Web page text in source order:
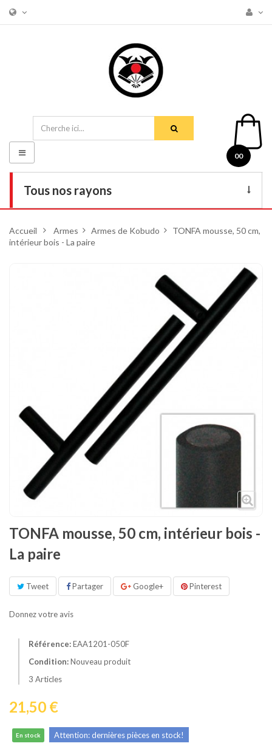
00
Tous nos rayons
DVD
Condition physique
Tatamis
Décoration
Voir plus
Basculer
la
navigation
Accueil > Armes > Armes de Kobudo > TONFA mousse, 50 cm,
intérieur bois - La paire
TONFA mousse, 50 cm, intérieur bois -
La paire
Tweet Partager Google+ Pinterest
Donnez votre avis
Référence:EAA1201-050F
Condition:Nouveau produit
3 Articles
21,50 €
En stock Attention: dernières pièces en stock!